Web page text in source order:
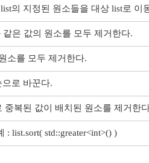
의 지정된 원소들을 대상 list로 이
은 값의 원소를 모두 제거한다.
소를 모두 제거한다.
로 바꾼다.
중복된 값이 배치된 원소를 제거한
list.sort( std::greater<int>() )